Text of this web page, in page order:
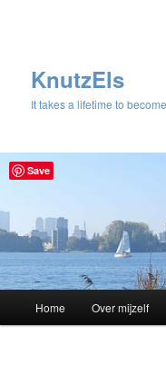
KnutzEls
It takes a lifetime to
Skip
Home Over mijzelf
Save